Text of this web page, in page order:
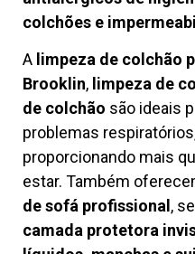
colchões e
A limpeza de colchão
Brooklin, limpeza de
de colchão são ideais
problemas
proporcionando mais
estar. Também
de sofá profissional ,
camada protetora